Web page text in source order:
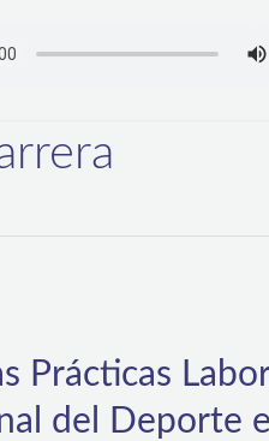
Prácticas
del Deporte